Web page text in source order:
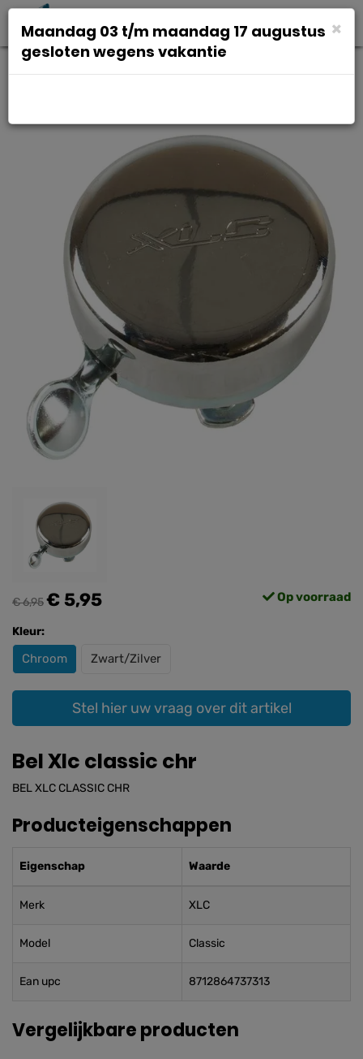
€ 6,95€ 5,95 Op voorraad
Kleur:
Chroom Zwart/Zilver
Stel hier uw vraag over dit artikel
Bel Xlc classic chr
BEL XLC CLASSIC CHR
Producteigenschappen
Eigenschap Waarde
Merk XLC
Model Classic
Ean upc 8712864737313
Vergelijkbare producten
×
Maandag 03 t/m maandag 17 augustus
gesloten wegens vakantie